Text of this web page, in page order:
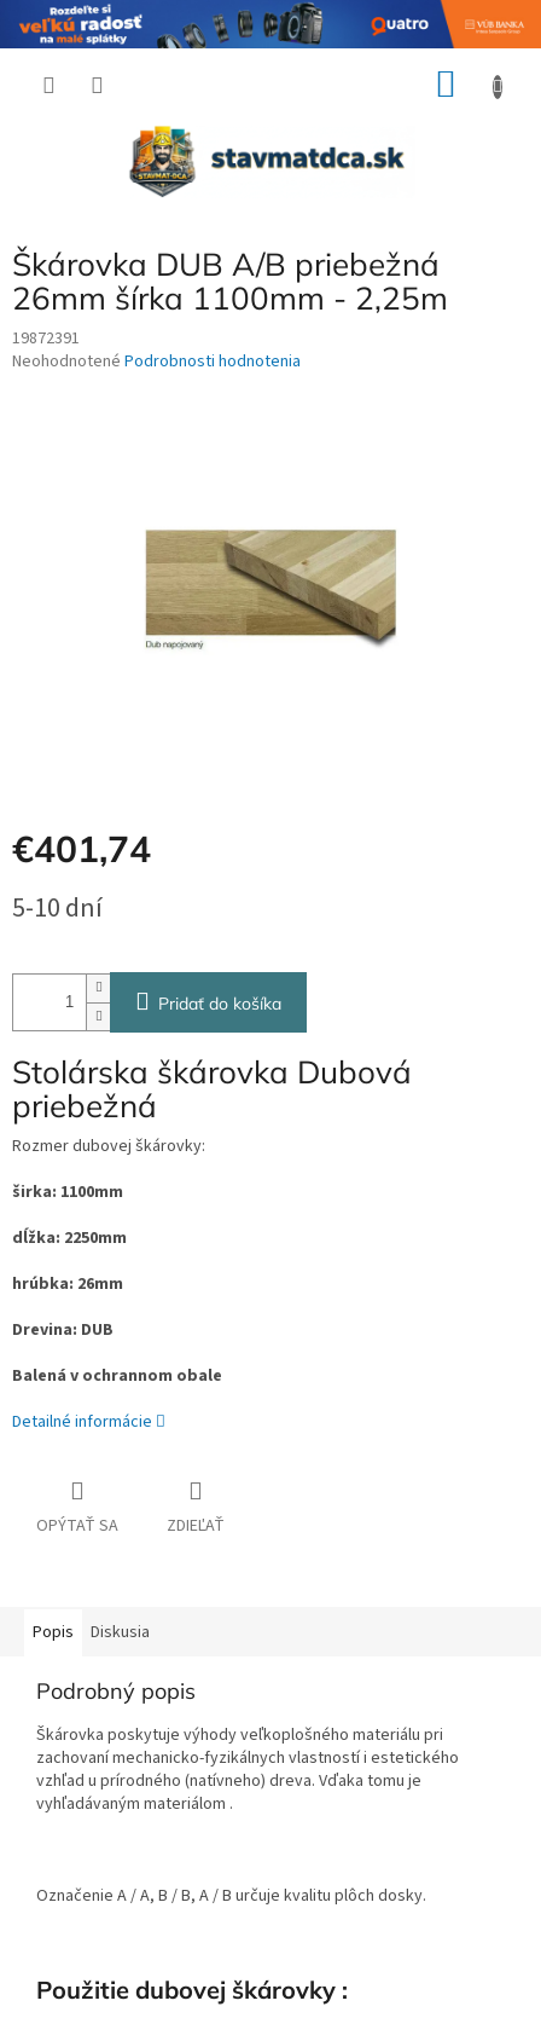
Škárovka DUB A/B priebežná
26mm šírka 1100mm - 2,25m
19872391
Priemerné
Neohodnotené Podrobnosti hodnotenia
€401,74
cena:
5-10 dní
Pridať do košíka
Stolárska škárovka Dubová
priebežná
Rozmer dubovej škárovky:
širka: 1100mm
dĺžka: 2250mm
hrúbka: 26mm
Drevina: DUB
Balená v ochrannom obale
Detailné informácie
OPÝTAŤ SA ZDIEĽAŤ
Popis Diskusia
Podrobný popis
Škárovka poskytuje výhody veľkoplošného materiálu pri
zachovaní mechanicko-fyzikálnych vlastností i estetického
vzhľad u prírodného (natívneho) dreva. Vďaka tomu je
vyhľadávaným materiálom .
Označenie A / A, B / B, A / B určuje kvalitu plôch dosky.
Použitie dubovej škárovky :